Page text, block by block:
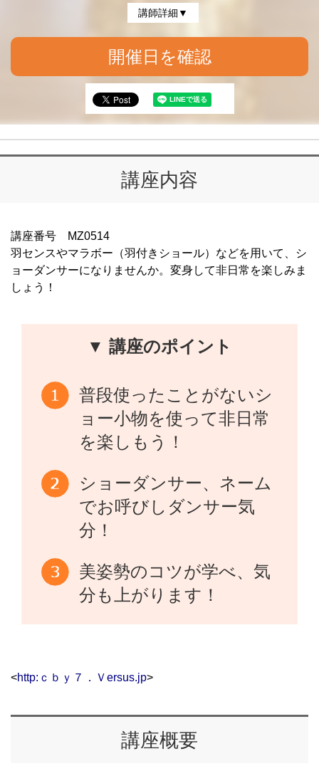
講師詳細▼
開催日を確認
講座内容
講座番号 MZ0514
羽センスやマラボー（羽付きショール）などを用いて、シ
ョーダンサーになりませんか。変身して非日常を楽しみま
しょう！
▼ 講座のポイント
普段使ったことがないシ
ョー小物を使って非日常
を楽しもう！
ショーダンサー、ネーム
でお呼びしダンサー気
分！
美姿勢のコツが学べ、気
分も上がります！
<http:ｃｂｙ７．Ｖersus.jp>
講座概要